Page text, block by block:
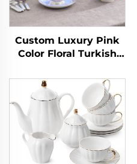
Custom Luxury Pink
Color Floral Turkish
Sets,Fine 5 Pcs
Porcelain Tea Set Tea
Pot Set